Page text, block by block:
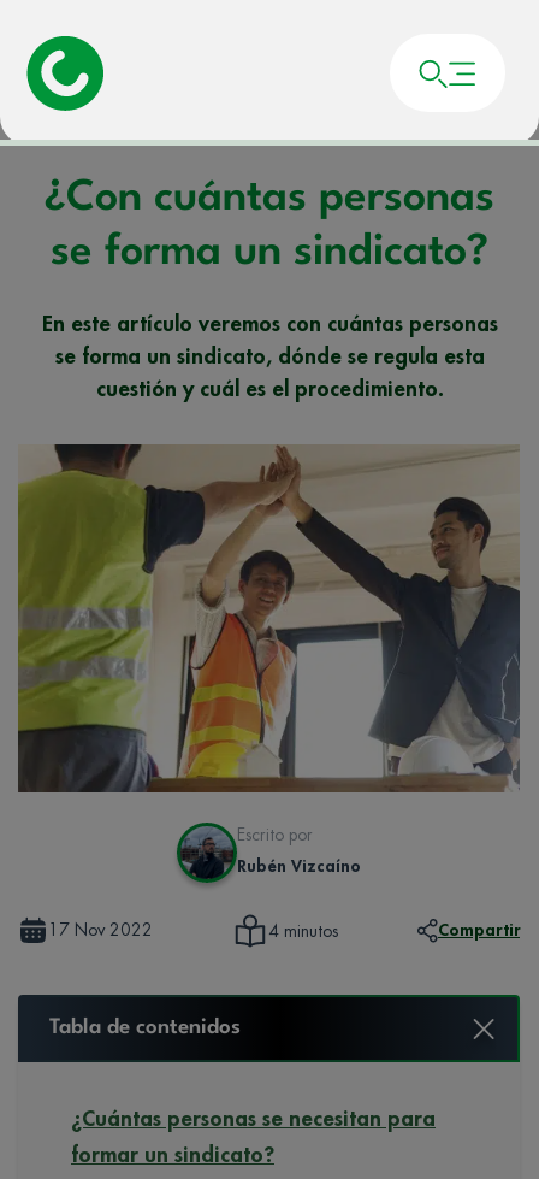
Portada»
¿Con cuántas personas
se forma un sindicato?
En este artículo veremos con cuántas personas
se forma un sindicato, dónde se regula esta
cuestión y cuál es el procedimiento.
Escrito por
Rubén Vizcaíno
17 Nov 2022 4 minutos Compartir
Tabla de contenidos
¿Cuántas personas se necesitan para
formar un sindicato?